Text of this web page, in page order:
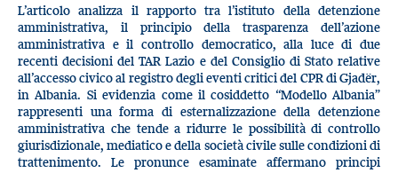
L’articolo analizza il rapporto tra l’istituto della detenzione
amministrativa, il principio della trasparenza dell’azione
amministrativa e il controllo democratico, alla luce di due
recenti decisioni del TAR Lazio e del Consiglio di Stato relative
all’accesso civico al registro degli eventi critici del CPR di Gjadër,
in Albania. Si evidenzia come il cosiddetto “Modello Albania”
rappresenti una forma di esternalizzazione della detenzione
amministrativa che tende a ridurre le possibilità di controllo
giurisdizionale, mediatico e della società civile sulle condizioni di
trattenimento. Le pronunce esaminate affermano principi